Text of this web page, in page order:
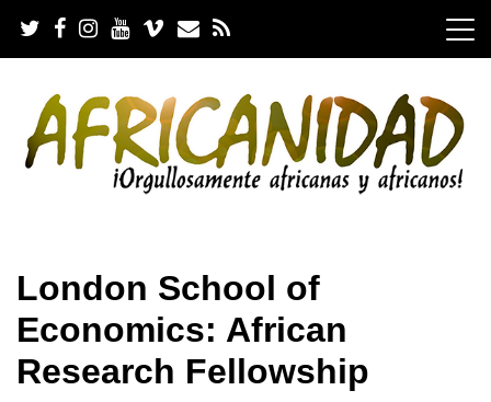
i
London School of
Economics: African
Research Fellowship